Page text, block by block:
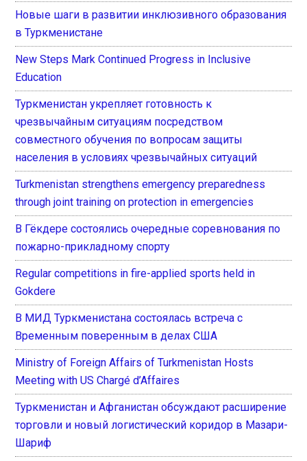
Новые шаги в развитии инклюзивного образования
в Туркменистане
New Steps Mark Continued Progress in Inclusive
Education
Туркменистан укрепляет готовность к
чрезвычайным ситуациям посредством
совместного обучения по вопросам защиты
населения в условиях чрезвычайных ситуаций
Turkmenistan strengthens emergency preparedness
through joint training on protection in emergencies
В Гёкдере состоялись очередные соревнования по
пожарно-прикладному спорту
Regular competitions in fire-applied sports held in
Gokdere
В МИД Туркменистана состоялась встреча с
Временным поверенным в делах США
Ministry of Foreign Affairs of Turkmenistan Hosts
Meeting with US Chargé d’Affaires
Туркменистан и Афганистан обсуждают расширение
торговли и новый логистический коридор в Мазари-
Шариф